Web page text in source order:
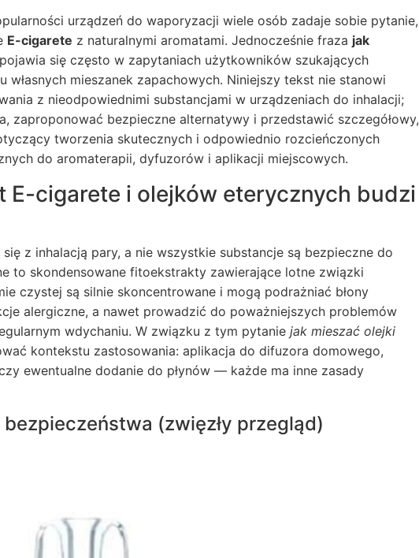
urządzeń do waporyzacji wiele osób zadaje sobie pytanie,
E-cigarete z naturalnymi aromatami. Jednocześnie fraza jak
pojawia się często w zapytaniach użytkowników szukających
własnych mieszanek zapachowych. Niniejszy tekst nie stanowi
z nieodpowiednimi substancjami w urządzeniach do inhalacji;
zaproponować bezpieczne alternatywy i przedstawić szczegółowy,
tworzenia skutecznych i odpowiednio rozcieńczonych
do aromaterapii, dyfuzorów i aplikacji miejscowych.
E-cigarete i olejków eterycznych budzi
z inhalacją pary, a nie wszystkie substancje są bezpieczne do
to skondensowane fitoekstrakty zawierające lotne związki
czystej są silnie skoncentrowane i mogą podrażniać błony
alergiczne, a nawet prowadzić do poważniejszych problemów
wdychaniu. W związku z tym pytanie jak mieszać olejki
kontekstu zastosowania: aplikacja do difuzora domowego,
ewentualne dodanie do płynów — każde ma inne zasady
(zwięzły przegląd)